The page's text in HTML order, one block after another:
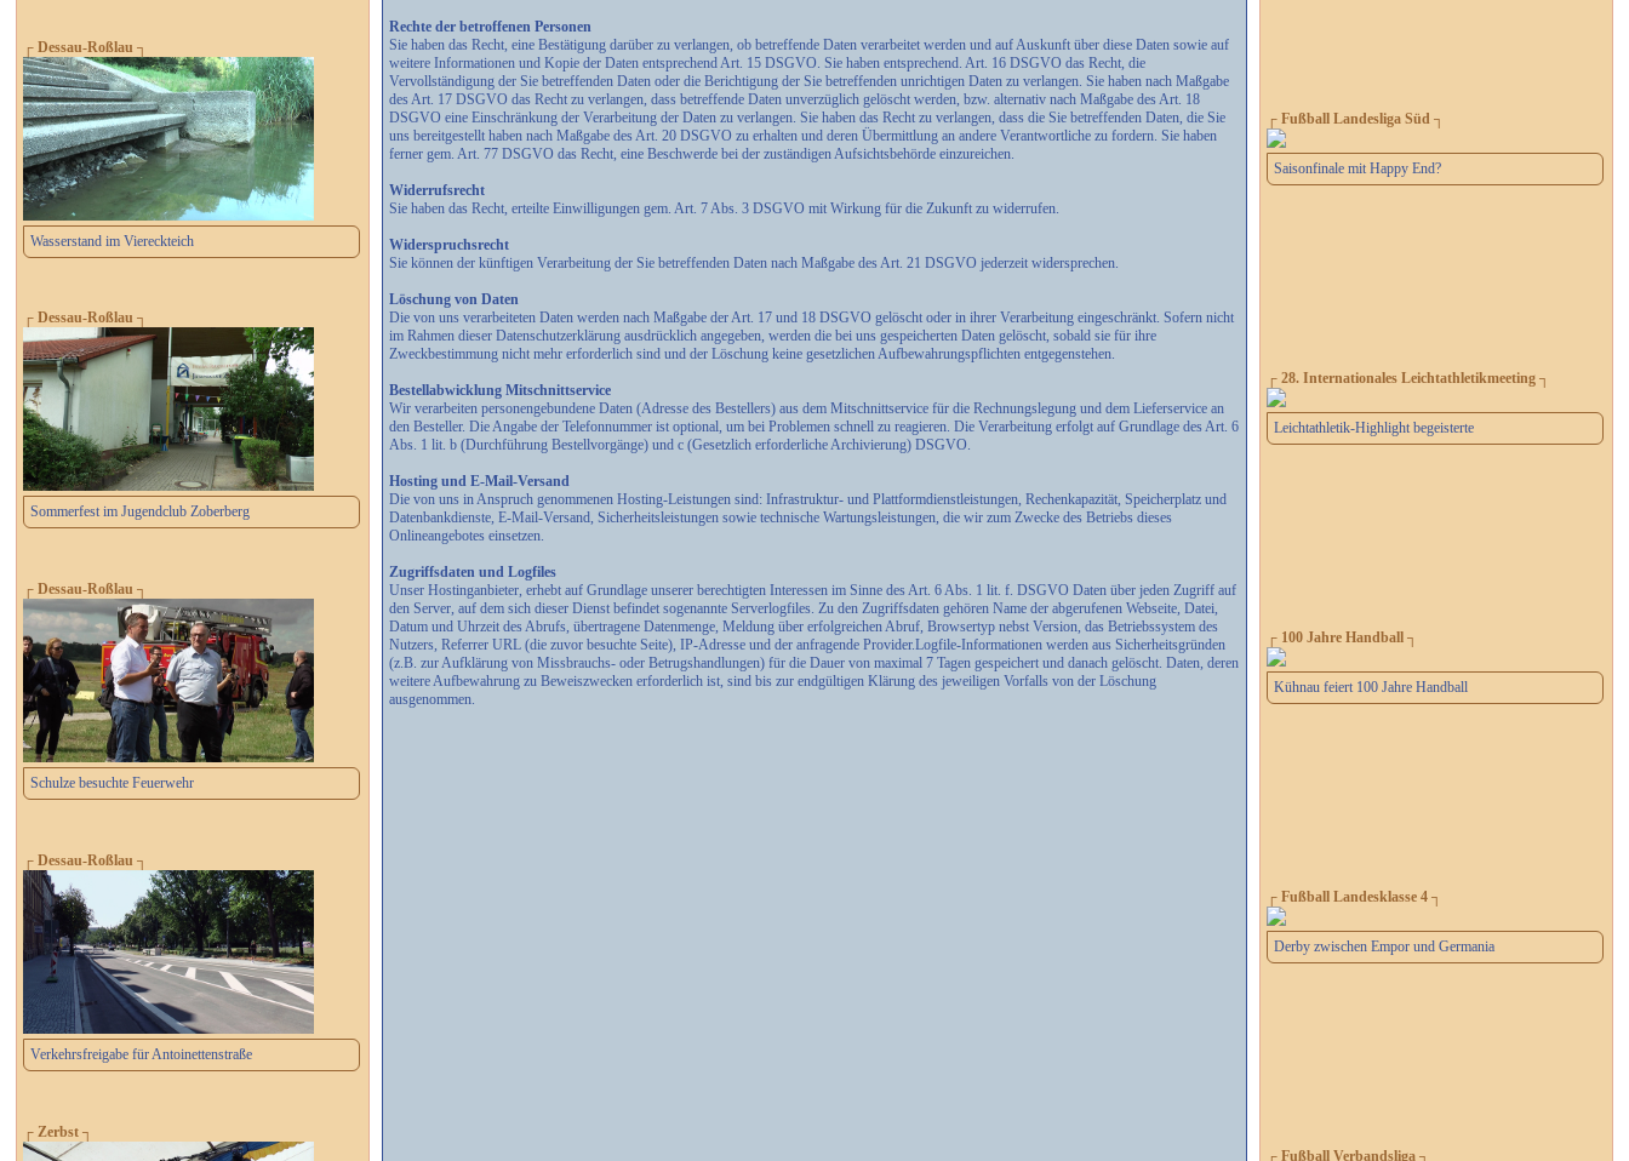
┌ Dessau-Roßlau ┐
Wasserstand im Viereckteich
┌ Dessau-Roßlau ┐
Sommerfest im Jugendclub Zoberberg
┌ Dessau-Roßlau ┐
Schulze besuchte Feuerwehr
┌ Dessau-Roßlau ┐
Verkehrsfreigabe für Antoinettenstraße
┌ Zerbst ┐
Rechte der betroffenen Personen
Sie haben das Recht, eine Bestätigung darüber zu verlangen, ob betreffende Daten verarbeitet werden und auf Auskunft über diese Daten sowie auf
weitere Informationen und Kopie der Daten entsprechend Art. 15 DSGVO. Sie haben entsprechend. Art. 16 DSGVO das Recht, die
Vervollständigung der Sie betreffenden Daten oder die Berichtigung der Sie betreffenden unrichtigen Daten zu verlangen. Sie haben nach Maßgabe
des Art. 17 DSGVO das Recht zu verlangen, dass betreffende Daten unverzüglich gelöscht werden, bzw. alternativ nach Maßgabe des Art. 18
DSGVO eine Einschränkung der Verarbeitung der Daten zu verlangen. Sie haben das Recht zu verlangen, dass die Sie betreffenden Daten, die Sie
uns bereitgestellt haben nach Maßgabe des Art. 20 DSGVO zu erhalten und deren Übermittlung an andere Verantwortliche zu fordern. Sie haben
ferner gem. Art. 77 DSGVO das Recht, eine Beschwerde bei der zuständigen Aufsichtsbehörde einzureichen.
Widerrufsrecht
Sie haben das Recht, erteilte Einwilligungen gem. Art. 7 Abs. 3 DSGVO mit Wirkung für die Zukunft zu widerrufen.
Widerspruchsrecht
Sie können der künftigen Verarbeitung der Sie betreffenden Daten nach Maßgabe des Art. 21 DSGVO jederzeit widersprechen.
Löschung von Daten
Die von uns verarbeiteten Daten werden nach Maßgabe der Art. 17 und 18 DSGVO gelöscht oder in ihrer Verarbeitung eingeschränkt. Sofern nicht
im Rahmen dieser Datenschutzerklärung ausdrücklich angegeben, werden die bei uns gespeicherten Daten gelöscht, sobald sie für ihre
Zweckbestimmung nicht mehr erforderlich sind und der Löschung keine gesetzlichen Aufbewahrungspflichten entgegenstehen.
Bestellabwicklung Mitschnittservice
Wir verarbeiten personengebundene Daten (Adresse des Bestellers) aus dem Mitschnittservice für die Rechnungslegung und dem Lieferservice an
den Besteller. Die Angabe der Telefonnummer ist optional, um bei Problemen schnell zu reagieren. Die Verarbeitung erfolgt auf Grundlage des Art. 6
Abs. 1 lit. b (Durchführung Bestellvorgänge) und c (Gesetzlich erforderliche Archivierung) DSGVO.
Hosting und E-Mail-Versand
Die von uns in Anspruch genommenen Hosting-Leistungen sind: Infrastruktur- und Plattformdienstleistungen, Rechenkapazität, Speicherplatz und
Datenbankdienste, E-Mail-Versand, Sicherheitsleistungen sowie technische Wartungsleistungen, die wir zum Zwecke des Betriebs dieses
Onlineangebotes einsetzen.
Zugriffsdaten und Logfiles
Unser Hostinganbieter, erhebt auf Grundlage unserer berechtigten Interessen im Sinne des Art. 6 Abs. 1 lit. f. DSGVO Daten über jeden Zugriff auf
den Server, auf dem sich dieser Dienst befindet sogenannte Serverlogfiles. Zu den Zugriffsdaten gehören Name der abgerufenen Webseite, Datei,
Datum und Uhrzeit des Abrufs, übertragene Datenmenge, Meldung über erfolgreichen Abruf, Browsertyp nebst Version, das Betriebssystem des
Nutzers, Referrer URL (die zuvor besuchte Seite), IP-Adresse und der anfragende Provider.Logfile-Informationen werden aus Sicherheitsgründen
(z.B. zur Aufklärung von Missbrauchs- oder Betrugshandlungen) für die Dauer von maximal 7 Tagen gespeichert und danach gelöscht. Daten, deren
weitere Aufbewahrung zu Beweiszwecken erforderlich ist, sind bis zur endgültigen Klärung des jeweiligen Vorfalls von der Löschung
ausgenommen.
┌ Fußball Landesliga Süd ┐
Saisonfinale mit Happy End?
┌ 28. Internationales Leichtathletikmeeting ┐
Leichtathletik-Highlight begeisterte
┌ 100 Jahre Handball ┐
Kühnau feiert 100 Jahre Handball
┌ Fußball Landesklasse 4 ┐
Derby zwischen Empor und Germania
┌ Fußball Verbandsliga ┐